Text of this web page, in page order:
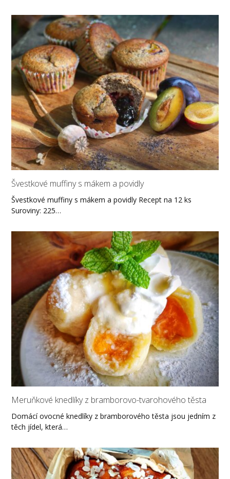
Švestkové muffiny s mákem a povidly
Švestkové muffiny s mákem a povidly Recept na 12 ks
Suroviny: 225…
Meruňkové knedlíky z bramborovo-tvarohového těsta
Domácí ovocné knedlíky z bramborového těsta jsou jedním z
těch jídel, která…